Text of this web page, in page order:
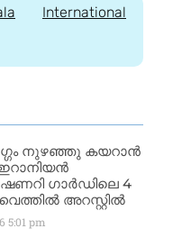
International
നുഴഞ്ഞു കയറാൻ
ഗാർഡിലെ 4
അറസ്റ്റിൽ
5:01 pm